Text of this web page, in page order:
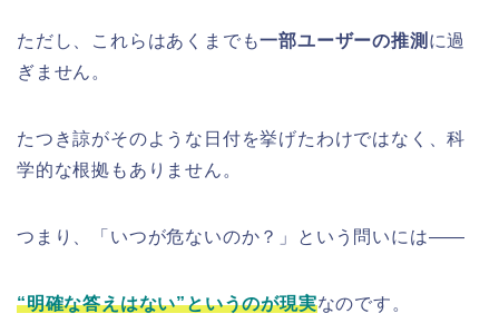
ただし、これらはあくまでも一部ユーザーの推測 に過
ぎません。
たつき諒がそのような日付を挙げたわけではなく、科
学的な根拠もありません。
つまり、「いつが危ないのか？」という問いには——
“明確な答えはない”というのが現実なのです。